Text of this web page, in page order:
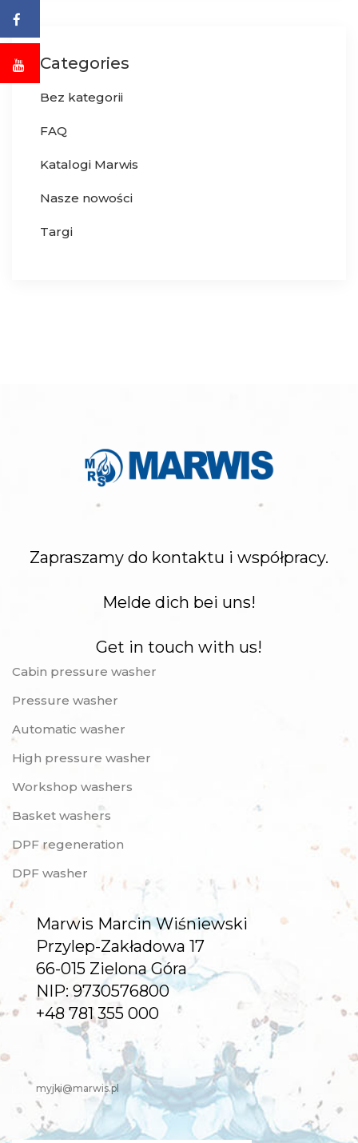
Categories
Bez kategorii
FAQ
Katalogi Marwis
Nasze nowości
Targi
Zapraszamy do kontaktu i współpracy.
Melde dich bei uns!
Get in touch with us!
Cabin pressure washer
Pressure washer
Automatic washer
High pressure washer
Workshop washers
Basket washers
DPF regeneration
DPF washer
Marwis Marcin Wiśniewski
Przylep-Zakładowa 17
66-015 Zielona Góra
NIP: 9730576800
+48 781 355 000
myjki@marwis.pl